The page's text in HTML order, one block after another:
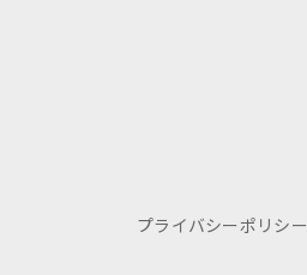
プライバシーポリシー